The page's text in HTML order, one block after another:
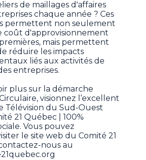
de maillages d'affaires
chaque année ? Ces
permettent non seulement
coût d'approvisionnement
mais permettent
réduire les impacts
liés aux activités de
entreprises.
plus sur la démarche
visionnez l’excellent
Télévision du Sud-Ouest
21 Québec | 100%
Vous pouvez
le site web du Comité 21
nous au